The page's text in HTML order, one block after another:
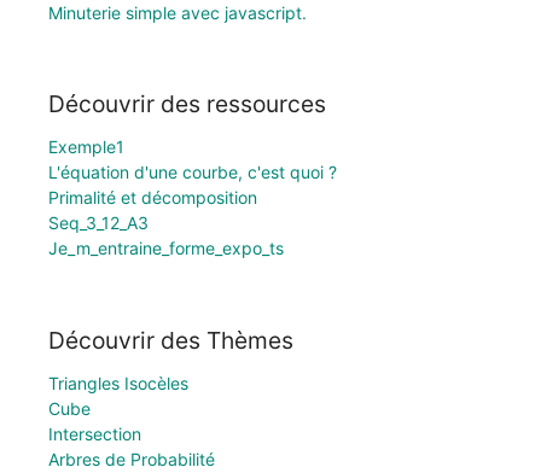
Minuterie simple avec javascript.
Découvrir des ressources
Exemple1
L'équation d'une courbe, c'est quoi ?
Primalité et décomposition
Seq_3_12_A3
Je_m_entraine_forme_expo_ts
Découvrir des Thèmes
Triangles Isocèles
Cube
Intersection
Arbres de Probabilité